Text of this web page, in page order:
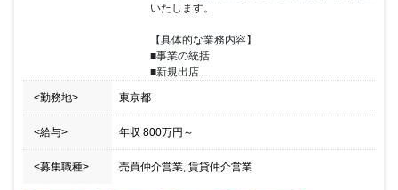
いたします。
【具体的な業務内容】
■事業の統括
■新規出店...
<勤務地> 東京都
<給与> 年収 800万円 ～
<募集職種> 売買仲介営業, 賃貸仲介営業